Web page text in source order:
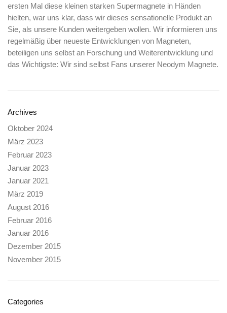
ersten Mal diese kleinen starken Supermagnete in Händen
hielten, war uns klar, dass wir dieses sensationelle Produkt an
Sie, als unsere Kunden weitergeben wollen. Wir informieren uns
regelmäßig über neueste Entwicklungen von Magneten,
beteiligen uns selbst an Forschung und Weiterentwicklung und
das Wichtigste: Wir sind selbst Fans unserer Neodym Magnete.
Archives
Oktober 2024
März 2023
Februar 2023
Januar 2023
Januar 2021
März 2019
August 2016
Februar 2016
Januar 2016
Dezember 2015
November 2015
Categories